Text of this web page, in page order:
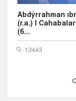
Abdýrrahman
(r.a.) |
(6...
13443